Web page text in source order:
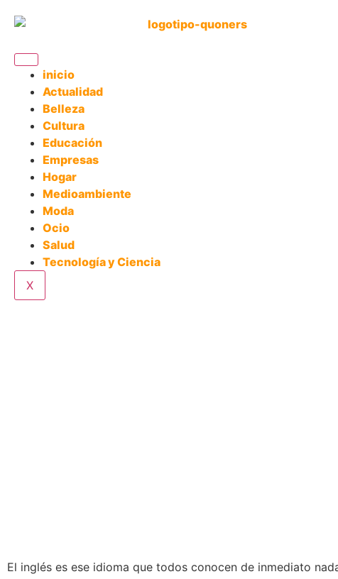
inicio
Actualidad
Belleza
Cultura
Educación
Empresas
Hogar
Medioambiente
Moda
Ocio
Salud
Tecnología y Ciencia
X
El inglés es ese idioma que todos conocen de inmediato